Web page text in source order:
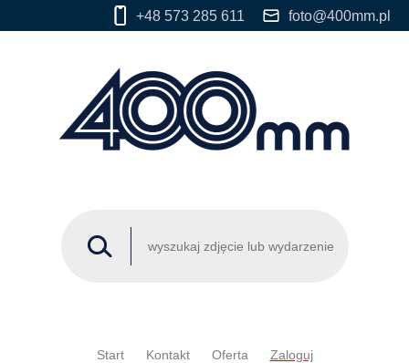
+48 573 285 611 foto@400mm.pl
Start Kontakt Oferta Zaloguj